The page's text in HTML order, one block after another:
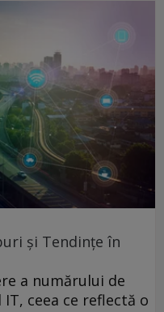
și Tendințe în
a numărului de
ceea ce reflectă o